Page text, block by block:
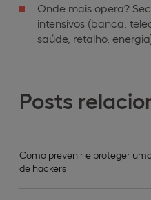
Posts
Como prevenir e proteger
de hackers
Onde mais opera?
intensivos (banca,
saúde, retalho,